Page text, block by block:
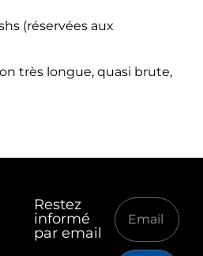
(réservées aux
très longue, quasi brute,
Restez
informé
par email